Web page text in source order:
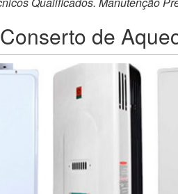
Conserto de